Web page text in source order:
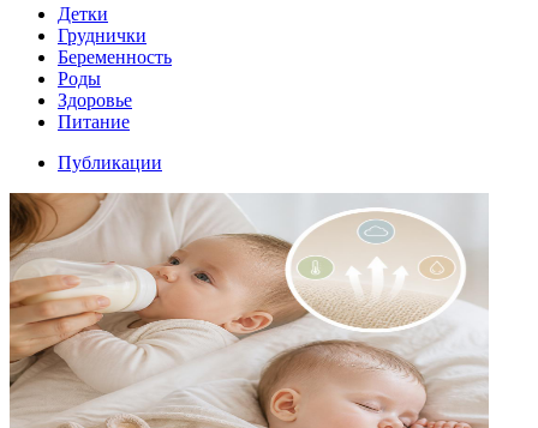
Детки
Груднички
Беременность
Роды
Здоровье
Питание
Публикации